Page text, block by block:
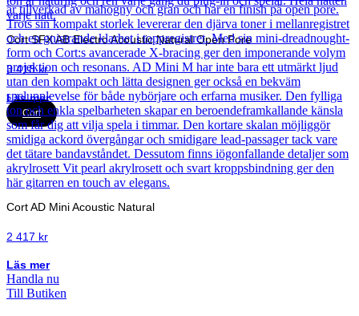
Cort SFX AB Electro Acoustic Natural Open Pore
3 418kr
Läs mer
Cort
Cort AD Mini Acoustic Natural
2 417 kr
Läs mer
Handla nu
Till Butiken